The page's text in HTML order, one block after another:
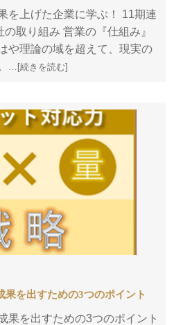
を上げた企業に学ぶ！ 11期連
取り組み 営業の『仕組み』
や理論の域を超えて、現実の
…[続きを読む]
を出すための3つのポイント
果を出すための3つのポイント